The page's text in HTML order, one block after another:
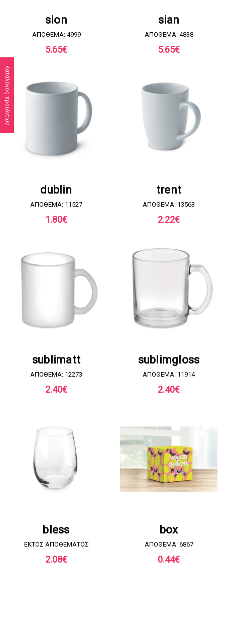
Κατάλογος προϊόντων
sion
ΑΠΟΘΕΜΑ: 4999
5.65€
sian
ΑΠΟΘΕΜΑ: 4838
5.65€
dublin
ΑΠΟΘΕΜΑ: 11527
1.80€
trent
ΑΠΟΘΕΜΑ: 13563
2.22€
sublimatt
ΑΠΟΘΕΜΑ: 12273
2.40€
sublimgloss
ΑΠΟΘΕΜΑ: 11914
2.40€
bless
EKTOΣ ΑΠΟΘΕΜΑΤΟΣ
2.08€
box
ΑΠΟΘΕΜΑ: 6867
0.44€